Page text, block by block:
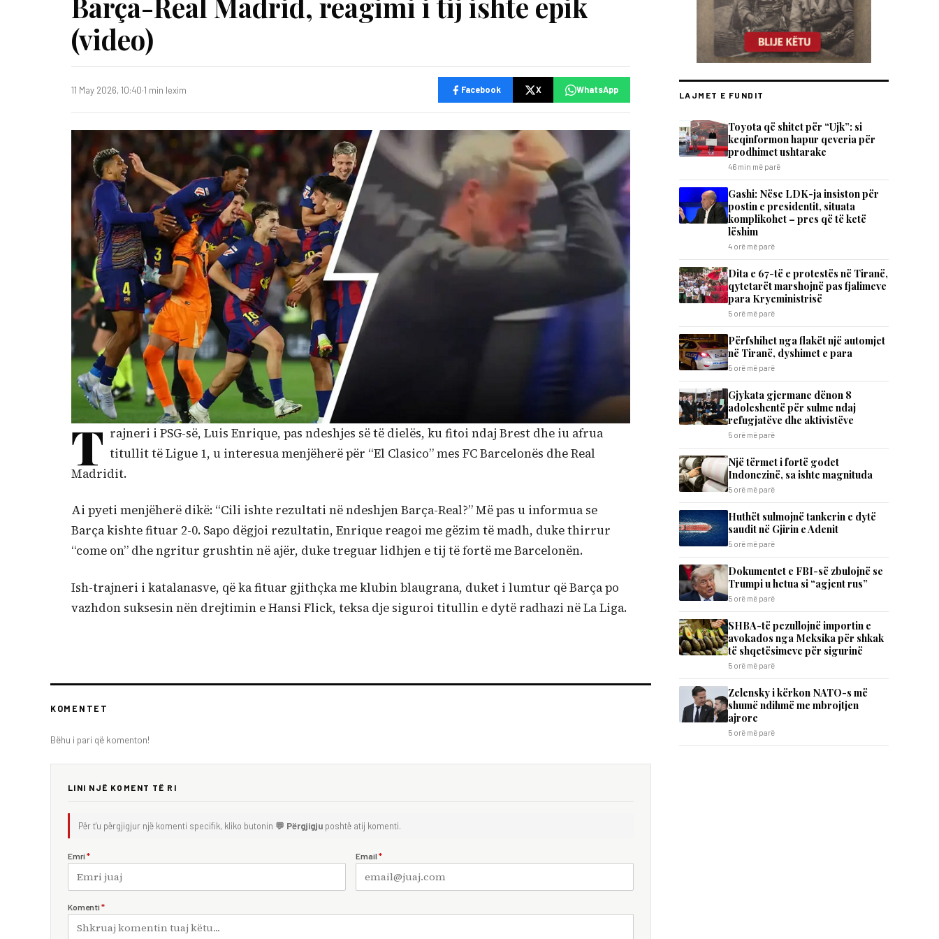
(video)
11 May 2026, 10:40·1 min lexim Facebook X WhatsApp
T rajneri i PSG-së, Luis Enrique, pas ndeshjes së të dielës, ku fitoi ndaj Brest dhe iu afrua
titullit të Ligue 1, u interesua menjëherë për “El Clasico” mes FC Barcelonës dhe Real
Madridit.
Ai pyeti menjëherë dikë: “Cili ishte rezultati në ndeshjen Barça-Real?” Më pas u informua se
Barça kishte fituar 2-0. Sapo dëgjoi rezultatin, Enrique reagoi me gëzim të madh, duke thirrur
“come on” dhe ngritur grushtin në ajër, duke treguar lidhjen e tij të fortë me Barcelonën.
Ish-trajneri i katalanasve, që ka fituar gjithçka me klubin blaugrana, duket i lumtur që Barça po
vazhdon suksesin nën drejtimin e Hansi Flick, teksa dje siguroi titullin e dytë radhazi në La Liga.
KOMENTET
Bëhu i pari që komenton!
LINI NJË KOMENT TË RI
Për t'u përgjigjur një komenti specifik, kliko butonin 💬 Përgjigju poshtë atij komenti.
Emri * Email *
Komenti *
LAJMET E FUNDIT
Toyota që shitet për “Ujk”: si
keqinformon hapur qeveria për
prodhimet ushtarake
46 min më parë
Gashi: Nëse LDK-ja insiston për
postin e presidentit, situata
komplikohet – pres që të ketë
lëshim
4 orë më parë
Dita e 67-të e protestës në Tiranë,
qytetarët marshojnë pas fjalimeve
para Kryeministrisë
5 orë më parë
Përfshihet nga flakët një automjet
në Tiranë, dyshimet e para
5 orë më parë
Gjykata gjermane dënon 8
adoleshentë për sulme ndaj
refugjatëve dhe aktivistëve
5 orë më parë
Një tërmet i fortë godet
Indonezinë, sa ishte magnituda
5 orë më parë
Huthët sulmojnë tankerin e dytë
saudit në Gjirin e Adenit
5 orë më parë
Dokumentet e FBI-së zbulojnë se
Trumpi u hetua si “agjent rus”
5 orë më parë
SHBA-të pezullojnë importin e
avokados nga Meksika për shkak
të shqetësimeve për sigurinë
5 orë më parë
Zelensky i kërkon NATO-s më
shumë ndihmë me mbrojtjen
ajrore
5 orë më parë